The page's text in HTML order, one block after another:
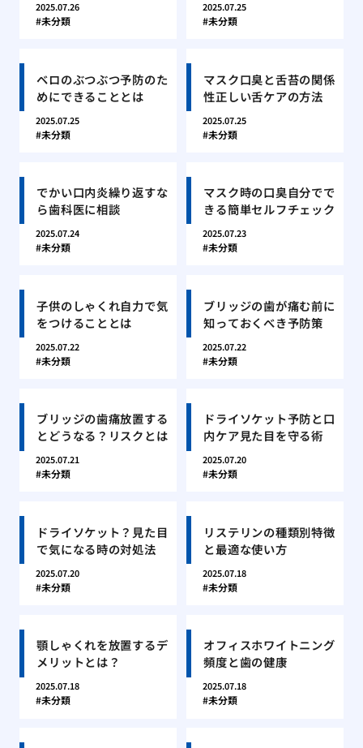
2025.07.26
未分類
2025.07.25
未分類
ベロのぶつぶつ予防のた
めにできることとは
2025.07.25
未分類
マスク口臭と舌苔の関係
性正しい舌ケアの方法
2025.07.25
未分類
でかい口内炎繰り返すな
ら歯科医に相談
2025.07.24
未分類
マスク時の口臭自分でで
きる簡単セルフチェック
2025.07.23
未分類
子供のしゃくれ自力で気
をつけることとは
2025.07.22
未分類
ブリッジの歯が痛む前に
知っておくべき予防策
2025.07.22
未分類
ブリッジの歯痛放置する
とどうなる？リスクとは
2025.07.21
未分類
ドライソケット予防と口
内ケア見た目を守る術
2025.07.20
未分類
ドライソケット？見た目
で気になる時の対処法
2025.07.20
未分類
リステリンの種類別特徴
と最適な使い方
2025.07.18
未分類
顎しゃくれを放置するデ
メリットとは？
2025.07.18
未分類
オフィスホワイトニング
頻度と歯の健康
2025.07.18
未分類